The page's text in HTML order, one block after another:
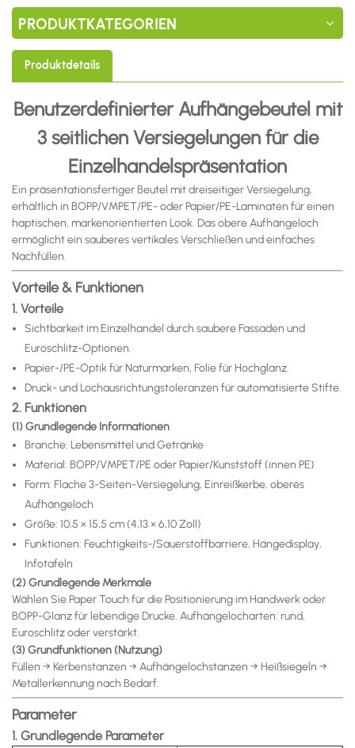
PRODUKTKATEGORIEN
Produktdetails
Benutzerdefinierter Aufhängebeutel mit
3 seitlichen Versiegelungen für die
Einzelhandelspräsentation
Ein präsentationsfertiger Beutel mit dreiseitiger Versiegelung,
erhältlich in BOPP/VMPET/PE- oder Papier/PE-Laminaten für einen
haptischen, markenorientierten Look. Das obere Aufhängeloch
ermöglicht ein sauberes vertikales Verschließen und einfaches
Nachfüllen.
Vorteile & Funktionen
1. Vorteile
Sichtbarkeit im Einzelhandel durch saubere Fassaden und
Euroschlitz-Optionen.
Papier-/PE-Optik für Naturmarken, Folie für Hochglanz.
Druck- und Lochausrichtungstoleranzen für automatisierte Stifte.
2. Funktionen
(1) Grundlegende Informationen
Branche: Lebensmittel und Getränke
Material: BOPP/VMPET/PE oder Papier/Kunststoff (innen PE)
Form: Flache 3-Seiten-Versiegelung, Einreißkerbe, oberes
Aufhängeloch
Größe: 10,5 × 15,5 cm (4,13 × 6,10 Zoll)
Funktionen: Feuchtigkeits-/Sauerstoffbarriere, Hängedisplay,
Infotafeln
(2) Grundlegende Merkmale
Wählen Sie Paper Touch für die Positionierung im Handwerk oder
BOPP-Glanz für lebendige Drucke. Aufhängelocharten: rund,
Euroschlitz oder verstärkt.
(3) Grundfunktionen (Nutzung)
Füllen → Kerbenstanzen → Aufhängelochstanzen → Heißsiegeln →
Metallerkennung nach Bedarf.
Parameter
1. Grundlegende Parameter